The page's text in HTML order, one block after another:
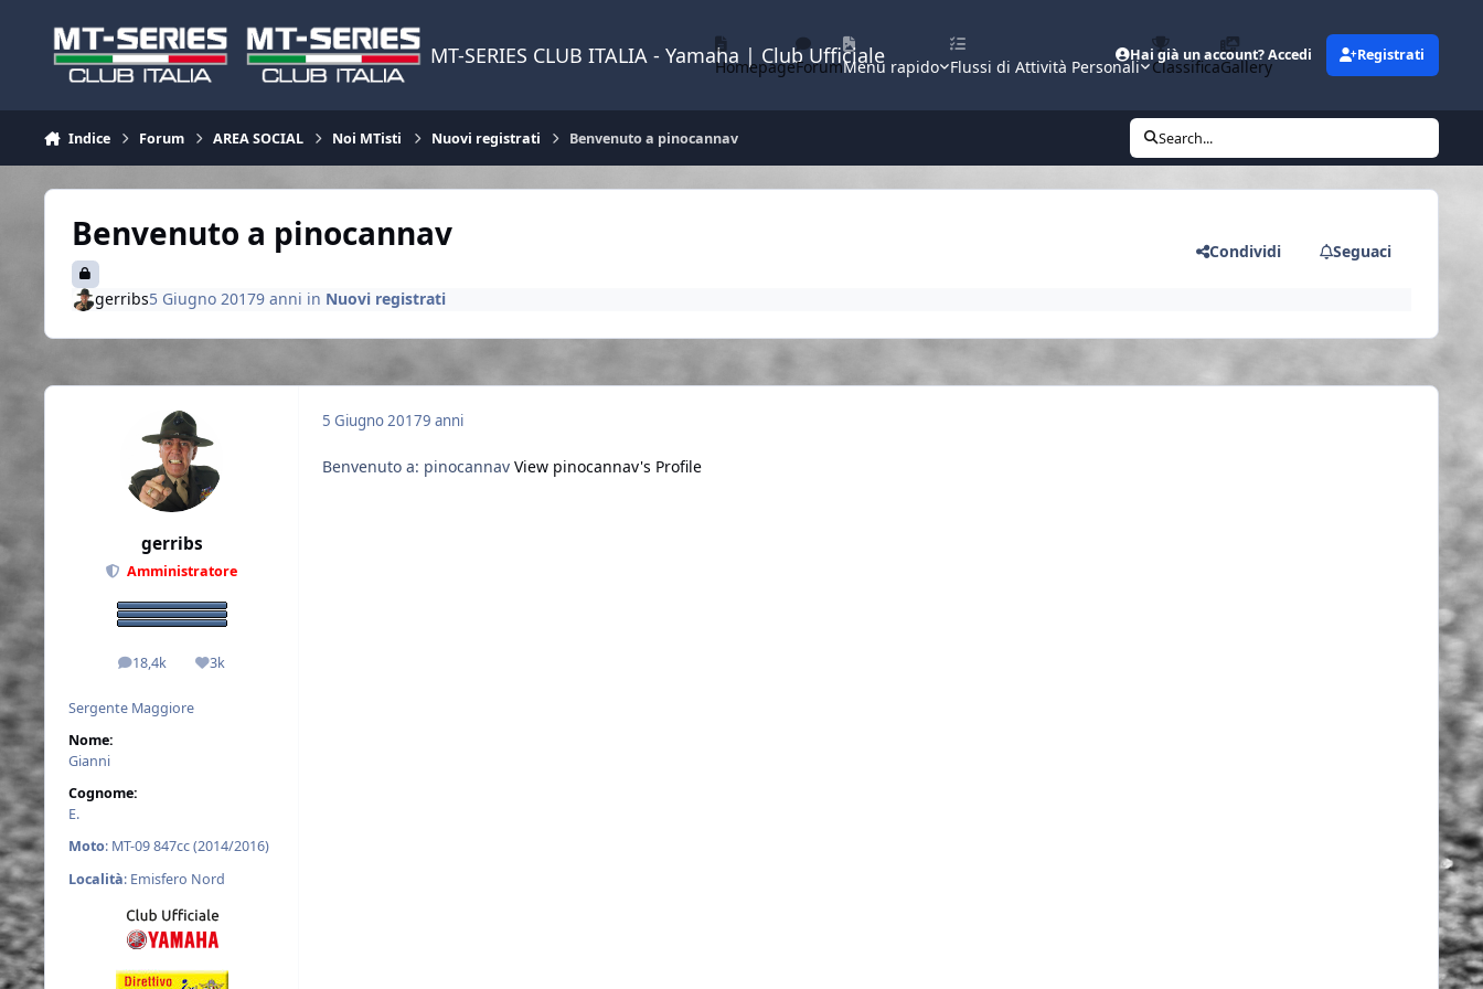
MT-SERIES CLUB ITALIA - Yamaha | Club Ufficiale
HomepageForumMenu rapido Flussi di Attività Personali ClassificaGallery
Hai già un account? Accedi Registrati
Indice Forum AREA SOCIAL Noi MTisti Nuovi registrati Benvenuto a pinocannav Search...
Benvenuto a pinocannav Condividi Seguaci
gerribs5 Giugno 20179 anni in Nuovi registrati
gerribs
Amministratore
18,4k
messaggi 3k
Reputazione
Sergente Maggiore
Nome:
Gianni
Cognome:
E.
Moto: MT-09 847cc (2014/2016)
Località: Emisfero Nord
5 Giugno 20179 anni
Benvenuto a: pinocannav View pinocannav's Profile